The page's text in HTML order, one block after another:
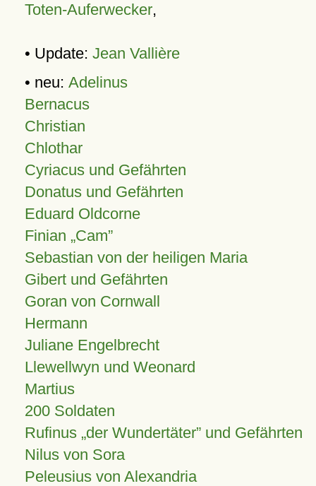
Toten-Auferwecker,
• Update: Jean Vallière
• neu: Adelinus
Bernacus
Christian
Chlothar
Cyriacus und Gefährten
Donatus und Gefährten
Eduard Oldcorne
Finian Cam
Sebastian von der heiligen Maria
Gibert und Gefährten
Goran von Cornwall
Hermann
Juliane Engelbrecht
Llewellwyn und Weonard
Martius
200 Soldaten
Rufinus „der Wundertäter” und Gefährten
Nilus von Sora
Peleusius von Alexandria